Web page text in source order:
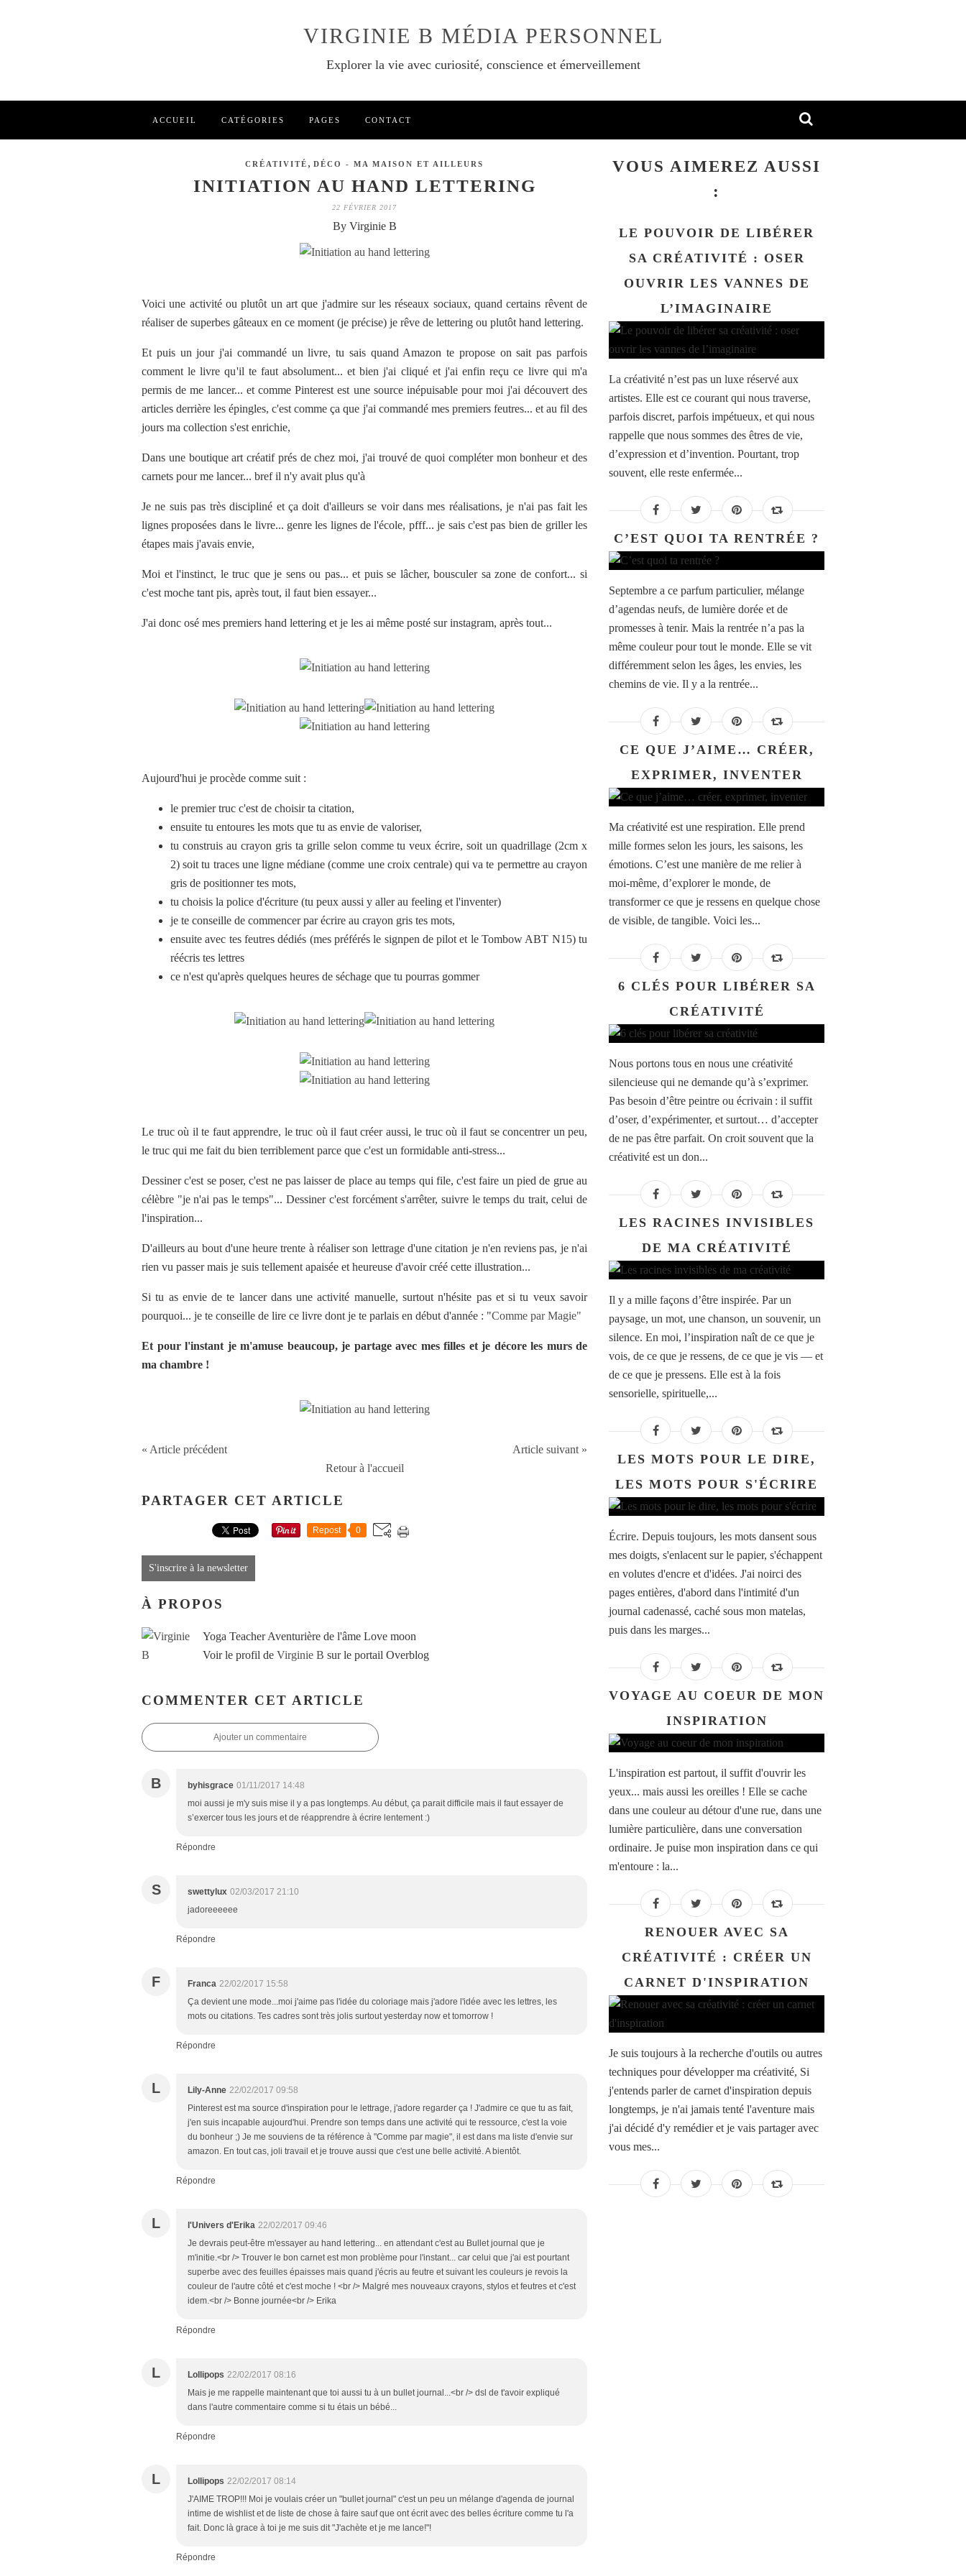
VIRGINIE B MÉDIA PERSONNEL
Explorer la vie avec curiosité, conscience et émerveillement
ACCUEIL CATÉGORIES PAGES CONTACT
CRÉATIVITÉ , DÉCO - MA MAISON ET AILLEURS
INITIATION AU HAND LETTERING
22 FÉVRIER 2017
By Virginie B
Voici une activité ou plutôt un art que j'admire sur les réseaux sociaux, quand certains rêvent de
réaliser de superbes gâteaux en ce moment (je précise) je rêve de lettering ou plutôt hand lettering.
Et puis un jour j'ai commandé un livre, tu sais quand Amazon te propose on sait pas parfois
comment le livre qu'il te faut absolument... et bien j'ai cliqué et j'ai enfin reçu ce livre qui m'a
permis de me lancer... et comme Pinterest est une source inépuisable pour moi j'ai découvert des
articles derrière les épingles, c'est comme ça que j'ai commandé mes premiers feutres... et au fil des
jours ma collection s'est enrichie,
Dans une boutique art créatif prés de chez moi, j'ai trouvé de quoi compléter mon bonheur et des
carnets pour me lancer... bref il n'y avait plus qu'à
Je ne suis pas très discipliné et ça doit d'ailleurs se voir dans mes réalisations, je n'ai pas fait les
lignes proposées dans le livre... genre les lignes de l'école, pfff... je sais c'est pas bien de griller les
étapes mais j'avais envie,
Moi et l'instinct, le truc que je sens ou pas... et puis se lâcher, bousculer sa zone de confort... si
c'est moche tant pis, après tout, il faut bien essayer...
J'ai donc osé mes premiers hand lettering et je les ai même posté sur instagram, après tout...
Aujourd'hui je procède comme suit :
le premier truc c'est de choisir ta citation,
ensuite tu entoures les mots que tu as envie de valoriser,
tu construis au crayon gris ta grille selon comme tu veux écrire, soit un quadrillage (2cm x
2) soit tu traces une ligne médiane (comme une croix centrale) qui va te permettre au crayon
gris de positionner tes mots,
tu choisis la police d'écriture (tu peux aussi y aller au feeling et l'inventer)
je te conseille de commencer par écrire au crayon gris tes mots,
ensuite avec tes feutres dédiés (mes préférés le signpen de pilot et le Tombow ABT N15) tu
réécris tes lettres
ce n'est qu'après quelques heures de séchage que tu pourras gommer
Le truc où il te faut apprendre, le truc où il faut créer aussi, le truc où il faut se concentrer un peu,
le truc qui me fait du bien terriblement parce que c'est un formidable anti-stress...
Dessiner c'est se poser, c'est ne pas laisser de place au temps qui file, c'est faire un pied de grue au
célèbre "je n'ai pas le temps"... Dessiner c'est forcément s'arrêter, suivre le temps du trait, celui de
l'inspiration...
D'ailleurs au bout d'une heure trente à réaliser son lettrage d'une citation je n'en reviens pas, je n'ai
rien vu passer mais je suis tellement apaisée et heureuse d'avoir créé cette illustration...
Si tu as envie de te lancer dans une activité manuelle, surtout n'hésite pas et si tu veux savoir
pourquoi... je te conseille de lire ce livre dont je te parlais en début d'année : "Comme par Magie"
Et pour l'instant je m'amuse beaucoup, je partage avec mes filles et je décore les murs de
ma chambre !
« Article précédent
Article suivant »
Retour à l'accueil
PARTAGER CET ARTICLE
Repost 0
S'inscrire à la newsletter
À PROPOS
Yoga Teacher Aventurière de l'âme Love moon
Voir le profil de Virginie B sur le portail Overblog
COMMENTER CET ARTICLE
Ajouter un commentaire
B byhisgrace 01/11/2017 14:48
moi aussi je m'y suis mise il y a pas longtemps. Au début, ça parait difficile mais il faut essayer de
s’exercer tous les jours et de réapprendre à écrire lentement :)
Répondre
S swettylux 02/03/2017 21:10
jadoreeeeee
Répondre
F Franca 22/02/2017 15:58
Ça devient une mode...moi j'aime pas l'idée du coloriage mais j'adore l'idée avec les lettres, les
mots ou citations. Tes cadres sont très jolis surtout yesterday now et tomorrow !
Répondre
L Lily-Anne 22/02/2017 09:58
Pinterest est ma source d'inspiration pour le lettrage, j'adore regarder ça ! J'admire ce que tu as fait,
j'en suis incapable aujourd'hui. Prendre son temps dans une activité qui te ressource, c'est la voie
du bonheur ;) Je me souviens de ta référence à "Comme par magie", il est dans ma liste d'envie sur
amazon. En tout cas, joli travail et je trouve aussi que c'est une belle activité. A bientôt.
Répondre
L l'Univers d'Erika 22/02/2017 09:46
Je devrais peut-être m'essayer au hand lettering... en attendant c'est au Bullet journal que je
m'initie.<br /> Trouver le bon carnet est mon problème pour l'instant... car celui que j'ai est pourtant
superbe avec des feuilles épaisses mais quand j'écris au feutre et suivant les couleurs je revois la
couleur de l'autre côté et c'est moche ! <br /> Malgré mes nouveaux crayons, stylos et feutres et c'est
idem.<br /> Bonne journée<br /> Erika
Répondre
L Lollipops 22/02/2017 08:16
Mais je me rappelle maintenant que toi aussi tu à un bullet journal...<br /> dsl de t'avoir expliqué
dans l'autre commentaire comme si tu étais un bébé...
Répondre
L Lollipops 22/02/2017 08:14
J'AIME TROP!!! Moi je voulais créer un "bullet journal" c'est un peu un mélange d'agenda de journal
intime de wishlist et de liste de chose à faire sauf que ont écrit avec des belles écriture comme tu l'a
fait. Donc là grace à toi je me suis dit "J'achète et je me lance!"!
Répondre
VOUS AIMEREZ AUSSI
:
LE POUVOIR DE LIBÉRER
SA CRÉATIVITÉ : OSER
OUVRIR LES VANNES DE
L’IMAGINAIRE
La créativité n’est pas un luxe réservé aux
artistes. Elle est ce courant qui nous traverse,
parfois discret, parfois impétueux, et qui nous
rappelle que nous sommes des êtres de vie,
d’expression et d’invention. Pourtant, trop
souvent, elle reste enfermée...
C’EST QUOI TA RENTRÉE ?
Septembre a ce parfum particulier, mélange
d’agendas neufs, de lumière dorée et de
promesses à tenir. Mais la rentrée n’a pas la
même couleur pour tout le monde. Elle se vit
différemment selon les âges, les envies, les
chemins de vie. Il y a la rentrée...
CE QUE J’AIME… CRÉER,
EXPRIMER, INVENTER
Ma créativité est une respiration. Elle prend
mille formes selon les jours, les saisons, les
émotions. C’est une manière de me relier à
moi-même, d’explorer le monde, de
transformer ce que je ressens en quelque chose
de visible, de tangible. Voici les...
6 CLÉS POUR LIBÉRER SA
CRÉATIVITÉ
Nous portons tous en nous une créativité
silencieuse qui ne demande qu’à s’exprimer.
Pas besoin d’être peintre ou écrivain : il suffit
d’oser, d’expérimenter, et surtout… d’accepter
de ne pas être parfait. On croit souvent que la
créativité est un don...
LES RACINES INVISIBLES
DE MA CRÉATIVITÉ
Il y a mille façons d’être inspirée. Par un
paysage, un mot, une chanson, un souvenir, un
silence. En moi, l’inspiration naît de ce que je
vois, de ce que je ressens, de ce que je vis — et
de ce que je pressens. Elle est à la fois
sensorielle, spirituelle,...
LES MOTS POUR LE DIRE,
LES MOTS POUR S'ÉCRIRE
Écrire. Depuis toujours, les mots dansent sous
mes doigts, s'enlacent sur le papier, s'échappent
en volutes d'encre et d'idées. J'ai noirci des
pages entières, d'abord dans l'intimité d'un
journal cadenassé, caché sous mon matelas,
puis dans les marges...
VOYAGE AU COEUR DE MON
INSPIRATION
L'inspiration est partout, il suffit d'ouvrir les
yeux... mais aussi les oreilles ! Elle se cache
dans une couleur au détour d'une rue, dans une
lumière particulière, dans une conversation
ordinaire. Je puise mon inspiration dans ce qui
m'entoure : la...
RENOUER AVEC SA
CRÉATIVITÉ : CRÉER UN
CARNET D'INSPIRATION
Je suis toujours à la recherche d'outils ou autres
techniques pour développer ma créativité, Si
j'entends parler de carnet d'inspiration depuis
longtemps, je n'ai jamais tenté l'aventure mais
j'ai décidé d'y remédier et je vais partager avec
vous mes...